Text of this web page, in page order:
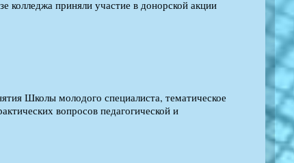
колледжа приняли участие в донорской акции
Школы молодого специалиста, тематическое
вопросов педагогической и